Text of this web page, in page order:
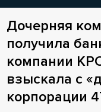
Дочерняя
получила
компании
взыскала с
корпорации